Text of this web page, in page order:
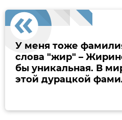
У меня тоже
слова "жир" –
бы уникальная. В
этой дурацкой